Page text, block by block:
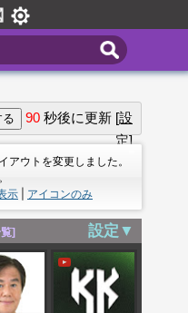
90 秒後に更新 [設
定]
アウトを変更しました。
示 アイコンのみ
] 設定▼